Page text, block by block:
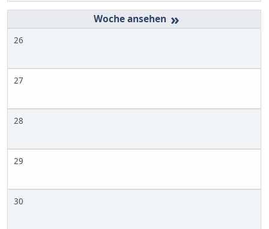
»
26
27
28
29
30